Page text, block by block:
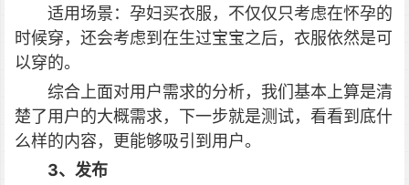
适用场景：孕妇买衣服，不仅仅只考虑在怀孕的
时候穿，还会考虑到在生过宝宝之后，衣服依然是可
以穿的。
综合上面对用户需求的分析，我们基本上算是清
楚了用户的大概需求，下一步就是测试，看看到底什
么样的内容，更能够吸引到用户。
3、发布